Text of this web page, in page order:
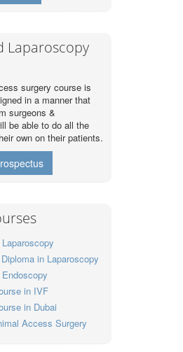
Laparoscopy
surgery course is
in a manner that
surgeons &
be able to do all the
own on their patients.
in Laparoscopy
in IVF
in Dubai
Access Surgery